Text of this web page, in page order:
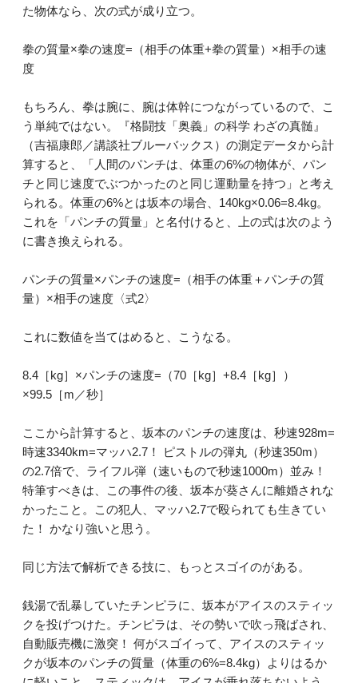
た物体なら、次の式が成り立つ。
拳の質量×拳の速度=（相手の体重+拳の質量）×相手の速
度
もちろん、拳は腕に、腕は体幹につながっているので、こ
う単純ではない。『格闘技「奥義」の科学 わざの真髄』
（吉福康郎／講談社ブルーバックス）の測定データから計
算すると、「人間のパンチは、体重の6%の物体が、パン
チと同じ速度でぶつかったのと同じ運動量を持つ」と考え
られる。体重の6%とは坂本の場合、140kg×0.06=8.4kg。
これを「パンチの質量」と名付けると、上の式は次のよう
に書き換えられる。
パンチの質量×パンチの速度=（相手の体重＋パンチの質
量）×相手の速度〈式2〉
これに数値を当てはめると、こうなる。
8.4［kg］×パンチの速度=（70［kg］+8.4［kg］）
×99.5［m／秒］
ここから計算すると、坂本のパンチの速度は、秒速928m=
時速3340km=マッハ2.7！ ピストルの弾丸（秒速350m）
の2.7倍で、ライフル弾（速いもので秒速1000m）並み！
特筆すべきは、この事件の後、坂本が葵さんに離婚されな
かったこと。この犯人、マッハ2.7で殴られても生きてい
た！ かなり強いと思う。
同じ方法で解析できる技に、もっとスゴイのがある。
銭湯で乱暴していたチンピラに、坂本がアイスのスティッ
クを投げつけた。チンピラは、その勢いで吹っ飛ばされ、
自動販売機に激突！ 何がスゴイって、アイスのスティッ
クが坂本のパンチの質量（体重の6%=8.4kg）よりはるか